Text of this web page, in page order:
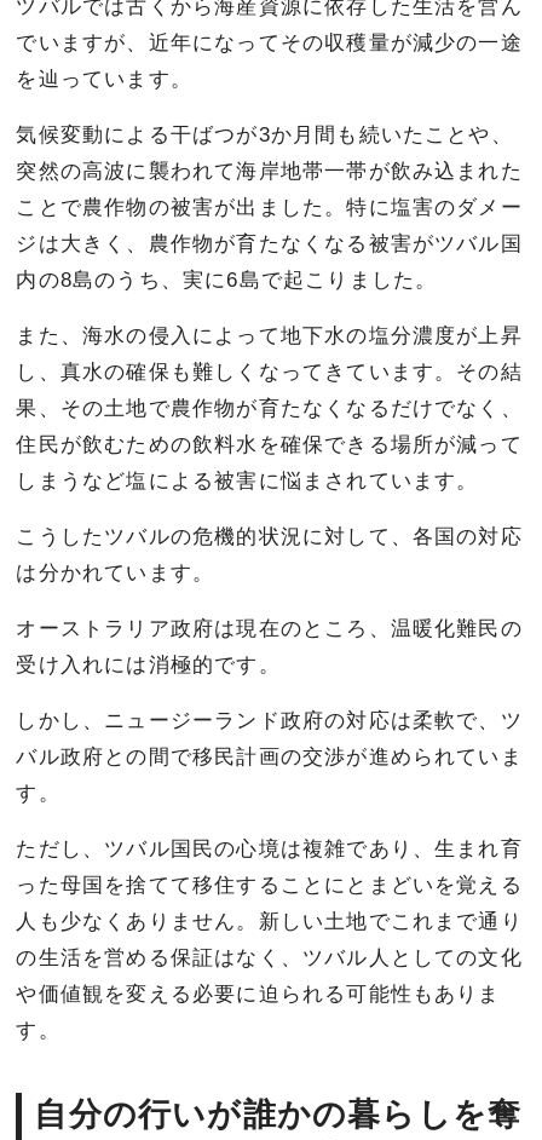
ツバルでは古くから海産資源に依存した生活を営ん
でいますが、近年になってその収穫量が減少の一途
を辿っています。
気候変動による干ばつが3か月間も続いたことや、
突然の高波に襲われて海岸地帯一帯が飲み込まれた
ことで農作物の被害が出ました。特に塩害のダメー
ジは大きく、農作物が育たなくなる被害がツバル国
内の8島のうち、実に6島で起こりました。
また、海水の侵入によって地下水の塩分濃度が上昇
し、真水の確保も難しくなってきています。その結
果、その土地で農作物が育たなくなるだけでなく、
住民が飲むための飲料水を確保できる場所が減って
しまうなど塩による被害に悩まされています。
こうしたツバルの危機的状況に対して、各国の対応
は分かれています。
オーストラリア政府は現在のところ、温暖化難民の
受け入れには消極的です。
しかし、ニュージーランド政府の対応は柔軟で、ツ
バル政府との間で移民計画の交渉が進められていま
す。
ただし、ツバル国民の心境は複雑であり、生まれ育
った母国を捨てて移住することにとまどいを覚える
人も少なくありません。新しい土地でこれまで通り
の生活を営める保証はなく、ツバル人としての文化
や価値観を変える必要に迫られる可能性もありま
す。
自分の行いが誰かの暮らしを奪